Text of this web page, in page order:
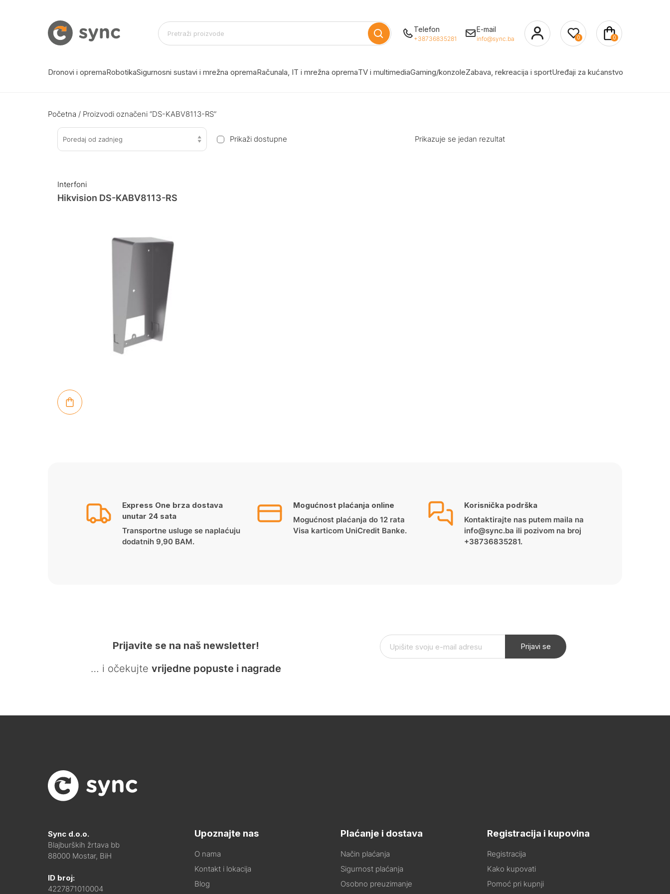
Telefon
+38736835281
E-mail
info@sync.ba 0 0
Dronovi i opremaRobotikaSigurnosni sustavi i mrežna opremaRačunala, IT i mrežna opremaTV i multimediaGaming/konzoleZabava, rekreacija i sportUređaji za kućanstvo
Početna / Proizvodi označeni “DS-KABV8113-RS”
Poredaj od zadnjeg Prikaži dostupne Prikazuje se jedan rezultat
Interfoni
Hikvision DS-KABV8113-RS
Express One brza dostava
unutar 24 sata
Transportne usluge se naplaćuju
dodatnih 9,90 BAM.
Mogućnost plaćanja online
Mogućnost plaćanja do 12 rata
Visa karticom UniCredit Banke.
Korisnička podrška
Kontaktirajte nas putem maila na
info@sync.ba ili pozivom na broj
+38736835281.
Prijavite se na naš newsletter!
… i očekujte vrijedne popuste i nagrade
Prijavi se
Sync d.o.o.
Blajburških žrtava bb
88000 Mostar, BiH
ID broj:
4227871010004
Upoznajte nas
O nama
Kontakt i lokacija
Blog
Plaćanje i dostava
Način plaćanja
Sigurnost plaćanja
Osobno preuzimanje
Registracija i kupovina
Registracija
Kako kupovati
Pomoć pri kupnji